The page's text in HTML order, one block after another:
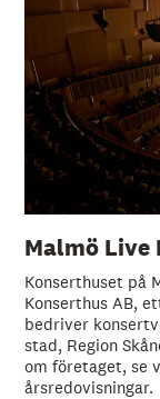
Malmö Live
Konserthuset på
Konserthus AB,
bedriver
stad, Region
om företaget, se
årsredovisningar.